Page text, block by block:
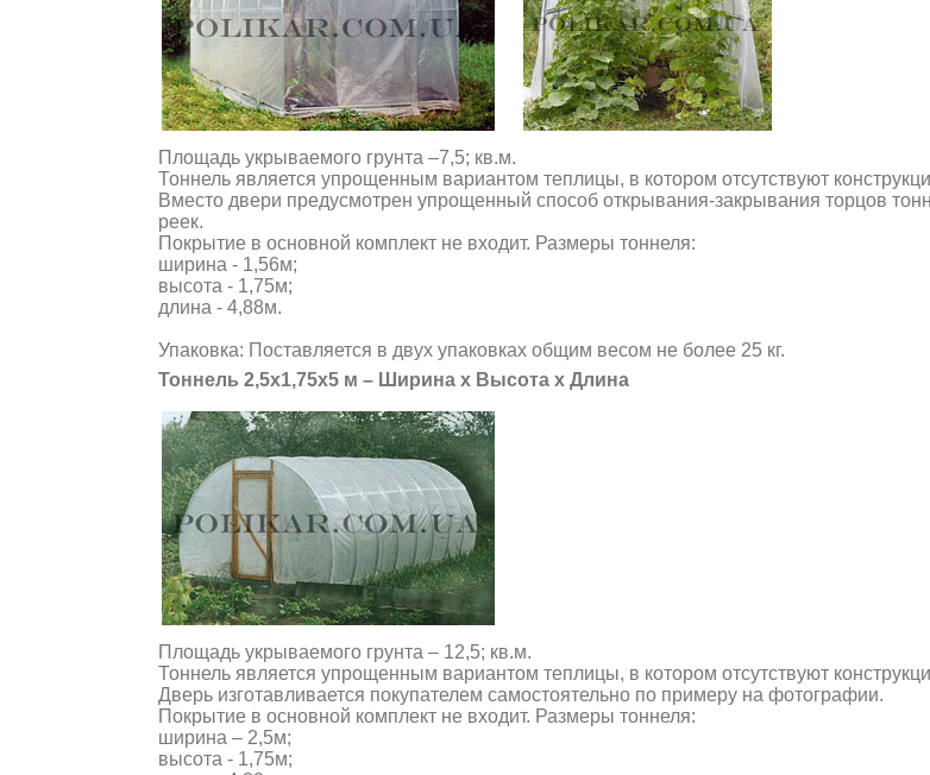
Площадь укрываемого грунта –7,5; кв.м.
Тоннель является упрощенным вариантом теплицы, в котором отсутствуют
Вместо двери предусмотрен упрощенный способ открывания-закрывания торцов
реек.
Покрытие в основной комплект не входит. Размеры тоннеля:
ширина - 1,56м;
высота - 1,75м;
длина - 4,88м.
Упаковка: Поставляется в двух упаковках общим весом не более 25 кг.
Тоннель 2,5х1,75х5 м – Ширина х Высота х Длина
Площадь укрываемого грунта – 12,5; кв.м.
Тоннель является упрощенным вариантом теплицы, в котором отсутствуют
Дверь изготавливается покупателем самостоятельно по примеру на фотографии.
Покрытие в основной комплект не входит. Размеры тоннеля:
ширина – 2,5м;
высота - 1,75м;